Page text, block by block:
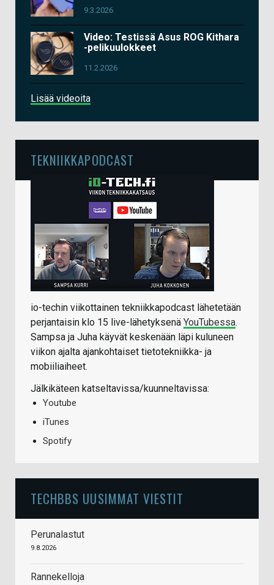
9.3.2026
Video: Testissä Asus ROG Kithara
-pelikuulokkeet
11.2.2026
Lisää videoita
TEKNIIKKAPODCAST
io-techin viikottainen tekniikkapodcast lähetetään
perjantaisin klo 15 live-lähetyksenä YouTubessa.
Sampsa ja Juha käyvät keskenään läpi kuluneen
viikon ajalta ajankohtaiset tietotekniikka- ja
mobiiliaiheet.
Jälkikäteen katseltavissa/kuunneltavissa:
Youtube
iTunes
Spotify
TECHBBS UUSIMMAT VIESTIT
Perunalastut
9.8.2026
Rannekelloja